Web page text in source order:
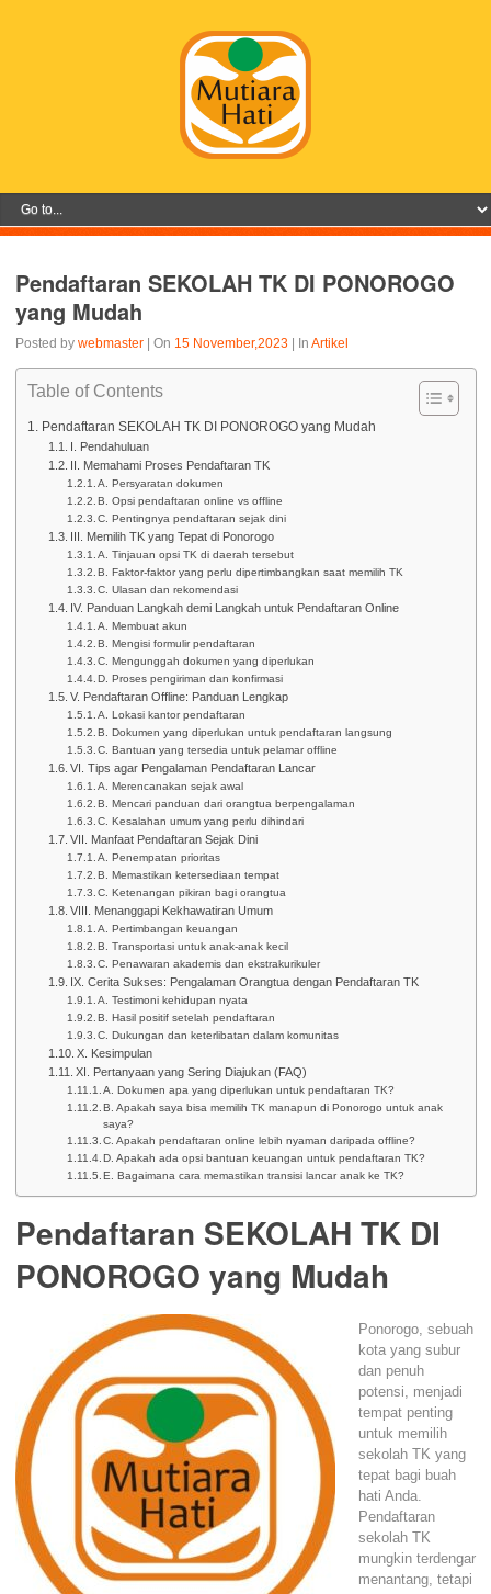
Pendaftaran SEKOLAH TK DI PONOROGO
yang Mudah
Posted bywebmaster | On 15 November,2023 | InArtikel
Table of Contents
Pendaftaran SEKOLAH TK DI PONOROGO yang Mudah
I. Pendahuluan
II. Memahami Proses Pendaftaran TK
A. Persyaratan dokumen
B. Opsi pendaftaran online vs offline
C. Pentingnya pendaftaran sejak dini
III. Memilih TK yang Tepat di Ponorogo
A. Tinjauan opsi TK di daerah tersebut
B. Faktor-faktor yang perlu dipertimbangkan saat memilih TK
C. Ulasan dan rekomendasi
IV. Panduan Langkah demi Langkah untuk Pendaftaran Online
A. Membuat akun
B. Mengisi formulir pendaftaran
C. Mengunggah dokumen yang diperlukan
D. Proses pengiriman dan konfirmasi
V. Pendaftaran Offline: Panduan Lengkap
A. Lokasi kantor pendaftaran
B. Dokumen yang diperlukan untuk pendaftaran langsung
C. Bantuan yang tersedia untuk pelamar offline
VI. Tips agar Pengalaman Pendaftaran Lancar
A. Merencanakan sejak awal
B. Mencari panduan dari orangtua berpengalaman
C. Kesalahan umum yang perlu dihindari
VII. Manfaat Pendaftaran Sejak Dini
A. Penempatan prioritas
B. Memastikan ketersediaan tempat
C. Ketenangan pikiran bagi orangtua
VIII. Menanggapi Kekhawatiran Umum
A. Pertimbangan keuangan
B. Transportasi untuk anak-anak kecil
C. Penawaran akademis dan ekstrakurikuler
IX. Cerita Sukses: Pengalaman Orangtua dengan Pendaftaran TK
A. Testimoni kehidupan nyata
B. Hasil positif setelah pendaftaran
C. Dukungan dan keterlibatan dalam komunitas
X. Kesimpulan
XI. Pertanyaan yang Sering Diajukan (FAQ)
A. Dokumen apa yang diperlukan untuk pendaftaran TK?
B. Apakah saya bisa memilih TK manapun di Ponorogo untuk anak
saya?
C. Apakah pendaftaran online lebih nyaman daripada offline?
D. Apakah ada opsi bantuan keuangan untuk pendaftaran TK?
E. Bagaimana cara memastikan transisi lancar anak ke TK?
Pendaftaran SEKOLAH TK DI
PONOROGO yang Mudah
Ponorogo, sebuah
kota yang subur
dan penuh
potensi, menjadi
tempat penting
untuk memilih
sekolah TK yang
tepat bagi buah
hati Anda.
Pendaftaran
sekolah TK
mungkin terdengar
menantang, tetapi